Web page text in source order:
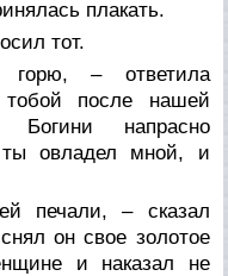
плакать.
тот.
– ответила
после нашей
напрасно
овладел мной, и
печали, – сказал
он свое золотое
и наказал не